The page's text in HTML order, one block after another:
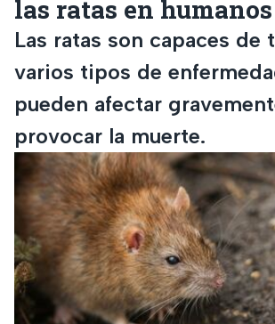
las ratas en humanos
Las ratas son capaces de
varios tipos de
pueden afectar
provocar la muerte.